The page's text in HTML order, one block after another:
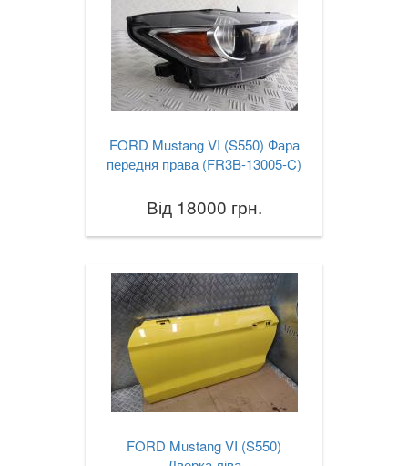
FORD Mustang VI (S550) Фара
передня права (FR3B-13005-C)
Від 18000 грн.
FORD Mustang VI (S550)